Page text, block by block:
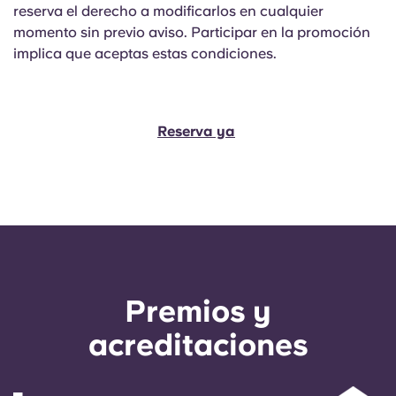
reserva el derecho a modificarlos en cualquier
momento sin previo aviso. Participar en la promoción
implica que aceptas estas condiciones.
Reserva ya
Premios y
acreditaciones